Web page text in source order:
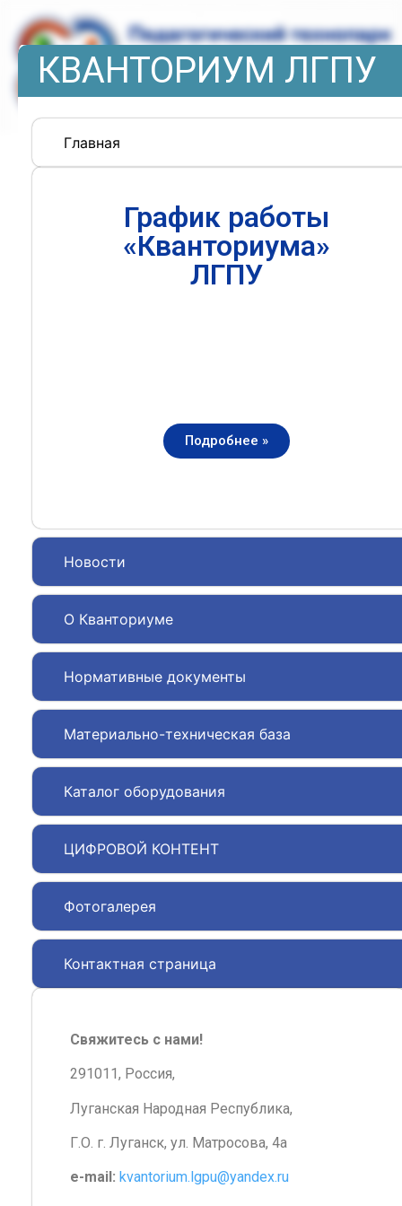
КВАНТОРИУМ ЛГПУ
Главная
Новости
О Кванториуме
Нормативные документы
Материально-техническая база
Каталог оборудования
ЦИФРОВОЙ КОНТЕНТ
Фотогалерея
Контактная страница
График работы
«Кванториума»
ЛГПУ
Подробнее »
Свяжитесь с нами!
291011, Россия,
Луганская Народная Республика,
Г.О. г. Луганск, ул. Матросова, 4а
e-mail: kvantorium.lgpu@yandex.ru